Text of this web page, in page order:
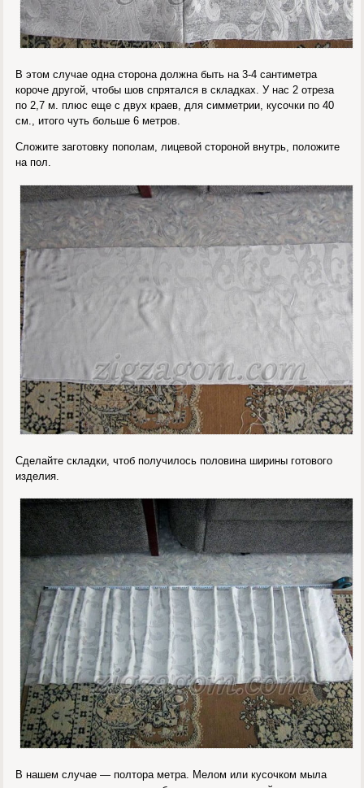
В этом случае одна сторона должна быть на 3-4 сантиметра
короче другой, чтобы шов спрятался в складках. У нас 2 отреза
по 2,7 м. плюс еще с двух краев, для симметрии, кусочки по 40
см., итого чуть больше 6 метров.
Сложите заготовку пополам, лицевой стороной внутрь, положите
на пол.
Сделайте складки, чтоб получилось половина ширины готового
изделия.
В нашем случае — полтора метра. Мелом или кусочком мыла